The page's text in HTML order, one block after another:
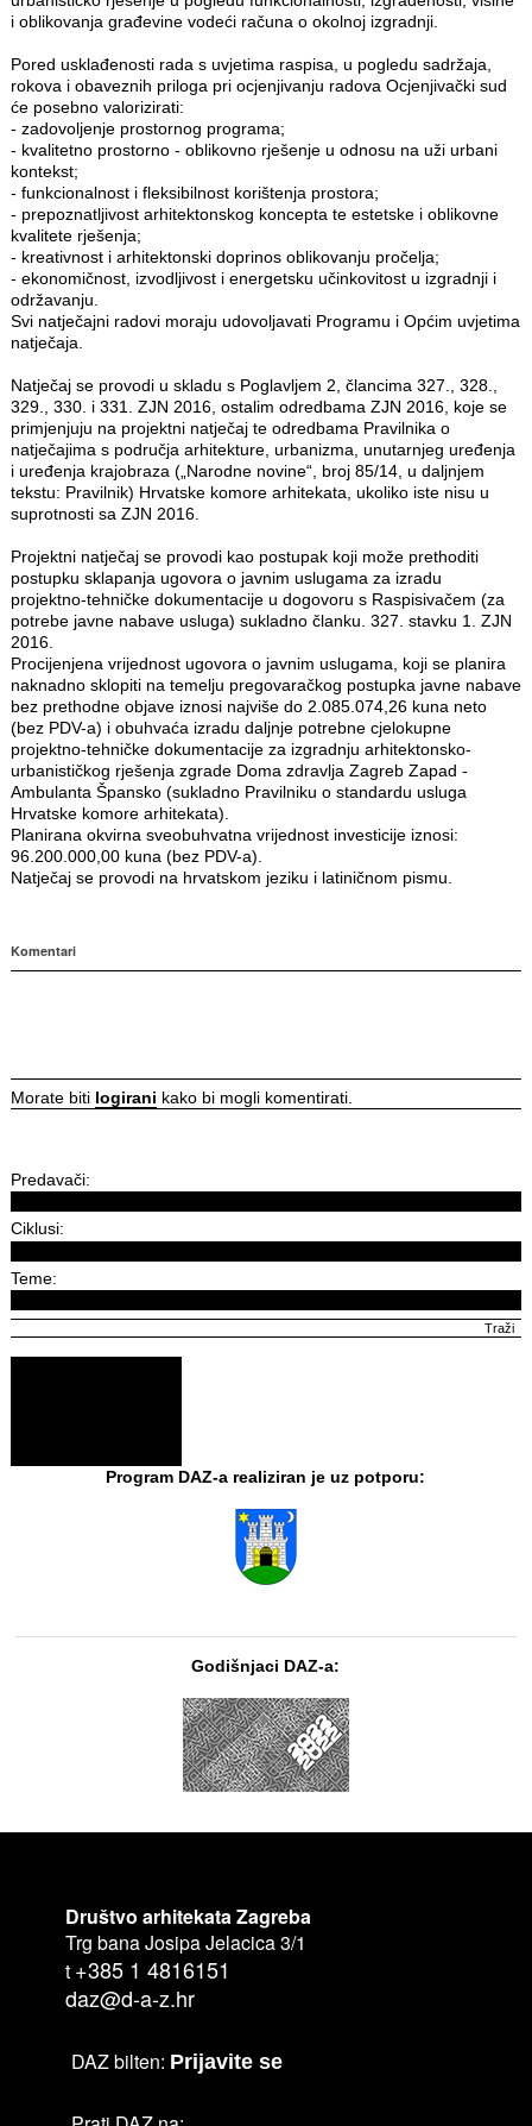
i oblikovanja građevine vodeći računa o okolnoj izgradnji.
Pored usklađenosti rada s uvjetima raspisa, u pogledu sadržaja,
rokova i obaveznih priloga pri ocjenjivanju radova Ocjenjivački sud
će posebno valorizirati:
- zadovoljenje prostornog programa;
- kvalitetno prostorno - oblikovno rješenje u odnosu na uži urbani
kontekst;
- funkcionalnost i fleksibilnost korištenja prostora;
- prepoznatljivost arhitektonskog koncepta te estetske i oblikovne
kvalitete rješenja;
- kreativnost i arhitektonski doprinos oblikovanju pročelja;
- ekonomičnost, izvodljivost i energetsku učinkovitost u izgradnji i
održavanju.
Svi natječajni radovi moraju udovoljavati Programu i Općim uvjetima
natječaja.
Natječaj se provodi u skladu s Poglavljem 2, člancima 327., 328.,
329., 330. i 331. ZJN 2016, ostalim odredbama ZJN 2016, koje se
primjenjuju na projektni natječaj te odredbama Pravilnika o
natječajima s područja arhitekture, urbanizma, unutarnjeg uređenja
i uređenja krajobraza („Narodne novine“, broj 85/14, u daljnjem
tekstu: Pravilnik) Hrvatske komore arhitekata, ukoliko iste nisu u
suprotnosti sa ZJN 2016.
Projektni natječaj se provodi kao postupak koji može prethoditi
postupku sklapanja ugovora o javnim uslugama za izradu
projektno-tehničke dokumentacije u dogovoru s Raspisivačem (za
potrebe javne nabave usluga) sukladno članku. 327. stavku 1. ZJN
2016.
Procijenjena vrijednost ugovora o javnim uslugama, koji se planira
naknadno sklopiti na temelju pregovaračkog postupka javne nabave
bez prethodne objave iznosi najviše do 2.085.074,26 kuna neto
(bez PDV-a) i obuhvaća izradu daljnje potrebne cjelokupne
projektno-tehničke dokumentacije za izgradnju arhitektonsko-
urbanističkog rješenja zgrade Doma zdravlja Zagreb Zapad -
Ambulanta Špansko (sukladno Pravilniku o standardu usluga
Hrvatske komore arhitekata).
Planirana okvirna sveobuhvatna vrijednost investicije iznosi:
96.200.000,00 kuna (bez PDV-a).
Natječaj se provodi na hrvatskom jeziku i latiničnom pismu.
Komentari
Morate biti logirani kako bi mogli komentirati.
Predavači:
Ciklusi:
Teme:
Program DAZ-a realiziran je uz potporu:
Godišnjaci DAZ-a:
Društvo arhitekata Zagreba
Trg bana Josipa Jelacica 3/1
t +385 1 4816151
daz@d-a-z.hr
DAZ bilten: Prijavite se